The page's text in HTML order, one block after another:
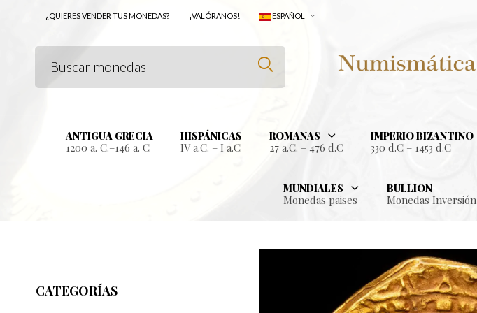
¿QUIERES VENDER TUS MONEDAS? ¡VALÓRANOS! ESPAÑOL
ANTIGUA GRECIA
1200 a. C.–146 a. C
HISPÁNICAS
IV a.C. – I a.C
ROMANAS
27 a.C. – 476 d.C
IMPERIO BIZANTINO
330 d.C – 1453 d.C
MUNDIALES
Monedas paises
BULLION
Monedas Inversión
CATEGORÍAS